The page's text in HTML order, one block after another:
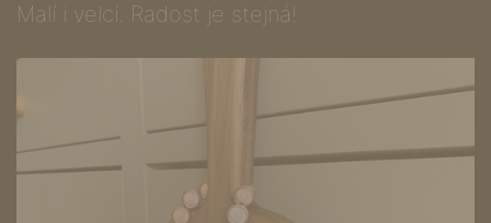
Malí i velcí. Radost je stejná!